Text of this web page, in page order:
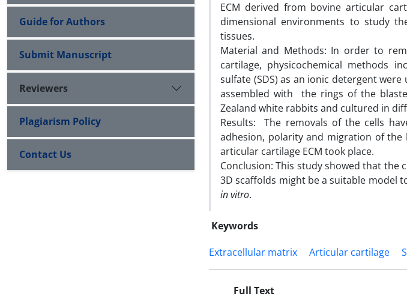
ECM derived from bovine articular
dimensional environments to study
tissues.
Material and Methods: In order to
cartilage, physicochemical methods
sulfate (SDS) as an ionic detergent
assembled with the rings of the
Zealand white rabbits and cultured in
Results: The removals of the cells
adhesion, polarity and migration of
articular cartilage ECM took place.
Conclusion: This study showed that the
3D scaffolds might be a suitable model
in vitro.
Keywords
Extracellular matrix
Articular cartilage
Full Text
Guide for Authors
Submit Manuscript
Reviewers
Plagiarism Policy
Contact Us